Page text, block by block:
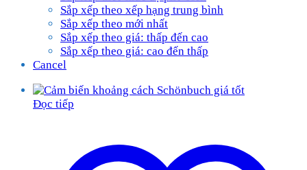
Sắp xếp theo xếp hạng trung bình
Sắp xếp theo mới nhất
Sắp xếp theo giá: thấp đến cao
Sắp xếp theo giá: cao đến thấp
Cancel
Đọc tiếp